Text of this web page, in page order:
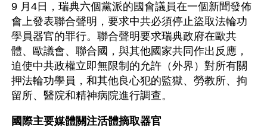
9 月4日，瑞典六個黨派的國會議員在一個新聞發佈
會上發表聯合聲明，要求中共必須停止盜取法輪功
學員器官的罪行。聯合聲明要求瑞典政府在歐共
體、歐議會、聯合國，與其他國家共同作出反應，
迫使中共政權立即無限制的允許（外界）對所有關
押法輪功學員，和其他良心犯的監獄、勞教所、拘
留所、醫院和精神病院進行調查。
國際主要媒體關注活體摘取器官